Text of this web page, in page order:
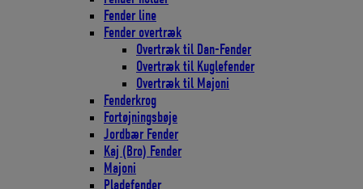
Fender line
Fender overtræk
Overtræk til Dan-Fender
Overtræk til Kuglefender
Overtræk til Majoni
Fenderkrog
Fortøjningsbøje
Jordbær Fender
Kaj (Bro) Fender
Majoni
Pladefender